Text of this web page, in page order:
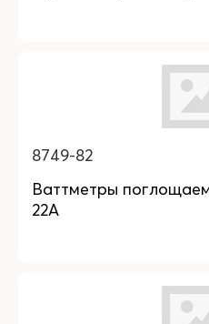
8749-82
Ваттметры
22А